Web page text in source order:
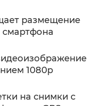
размещение
1080p
на снимки с